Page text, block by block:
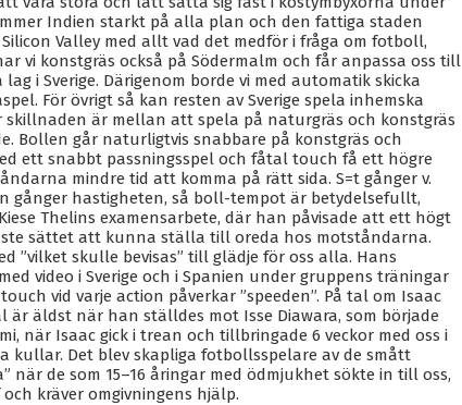
Indien starkt på alla plan och den fattiga staden
Valley med allt vad det medför i fråga om fotboll,
vi konstgräs också på Södermalm och får anpassa oss till
i Sverige. Därigenom borde vi med automatik skicka
För övrigt så kan resten av Sverige spela inhemska
skillnaden är mellan att spela på naturgräs och konstgräs
Bollen går naturligtvis snabbare på konstgräs och
ett snabbt passningsspel och fåtal touch få ett högre
mindre tid att komma på rätt sida. S=t gånger v.
gånger hastigheten, så boll-tempot är betydelsefullt,
Thelins examensarbete, där han påvisade att ett högt
sättet att kunna ställa till oreda hos motståndarna.
”vilket skulle bevisas” till glädje för oss alla. Hans
video i Sverige och i Spanien under gruppens träningar
vid varje action påverkar ”speeden”. På tal om Isaac
är äldst när han ställdes mot Isse Diawara, som började
när Isaac gick i trean och tillbringade 6 veckor med oss i
kullar. Det blev skapliga fotbollsspelare av de smått
när de som 15–16 åringar med ödmjukhet sökte in till oss,
kräver omgivningens hjälp.